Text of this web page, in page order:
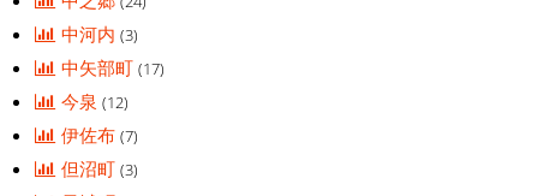
中河内(3)
中矢部町(17)
今泉(12)
伊佐布(7)
但沼町(3)